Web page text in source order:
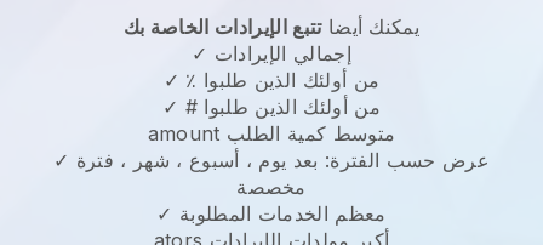
يمكنك أيضاتتبع الإيرادات الخاصة بك
✓ إجمالي الإيرادات
✓ ٪ من أولئك الذين طلبوا
✓ # من أولئك الذين طلبوا
amount متوسط كمية الطلب
✓ عرض حسب الفترة: بعد يوم ، أسبوع ، شهر ، فترة
مخصصة
✓ معظم الخدمات المطلوبة
ators أكبر مولدات الإيرادات